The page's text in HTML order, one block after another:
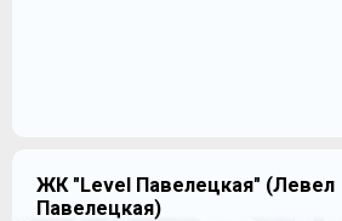
ЖК "Level Павелецкая" (Левел
Павелецкая)